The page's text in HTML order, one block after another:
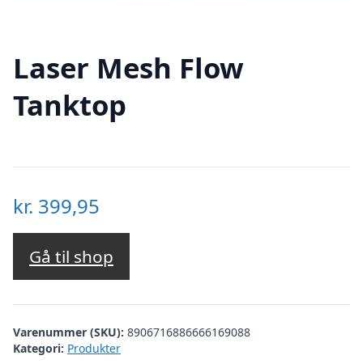
Laser Mesh Flow
Tanktop
kr. 399,95
Gå til shop
Varenummer (SKU): 8906716886666169088
Kategori: Produkter